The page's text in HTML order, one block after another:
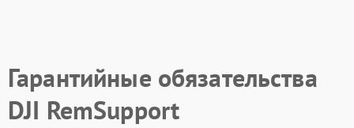
Гарантийные обязательства
DJI RemSupport